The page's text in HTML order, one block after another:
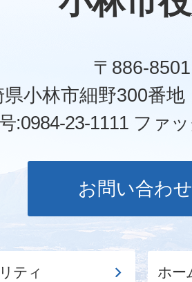
〒886-8501
県小林市細野300番
:0984-23-1111 ファ
お問い合わせ
ティ ホー